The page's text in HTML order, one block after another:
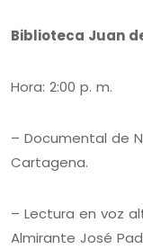
Biblioteca Juan
Hora: 2:00 p. m.
– Documental de
Cartagena.
– Lectura en voz
Almirante José